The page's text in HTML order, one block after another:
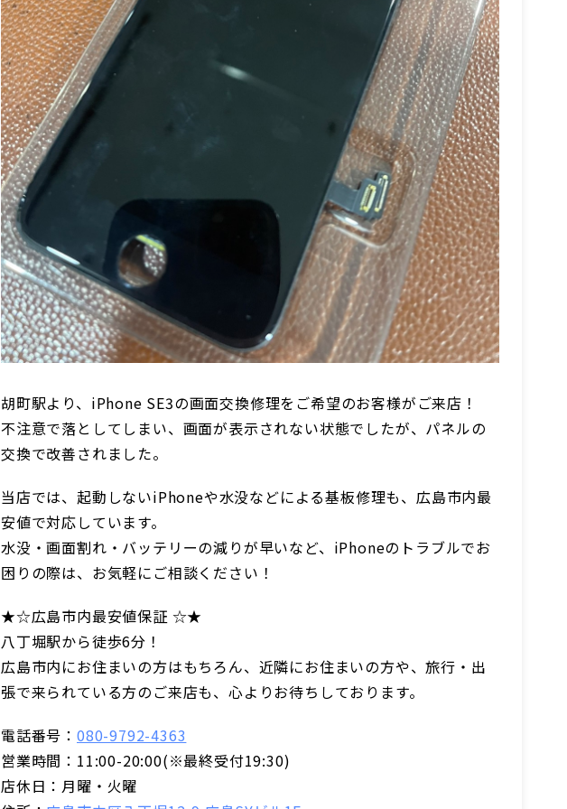
胡町駅より、iPhone SE3の画面交換修理をご希望のお客様がご来店！
不注意で落としてしまい、画面が表示されない状態でしたが、パネルの
交換で改善されました。
当店では、起動しないiPhoneや水没などによる基板修理も、広島市内最
安値で対応しています。
水没・画面割れ・バッテリーの減りが早いなど、iPhoneのトラブルでお
困りの際は、お気軽にご相談ください！
★☆広島市内最安値保証 ☆★
八丁堀駅から徒歩6分！
広島市内にお住まいの方はもちろん、近隣にお住まいの方や、旅行・出
張で来られている方のご来店も、心よりお待ちしております。
電話番号： 080-9792-4363
営業時間：11:00-20:00(※最終受付19:30)
店休日：月曜・火曜